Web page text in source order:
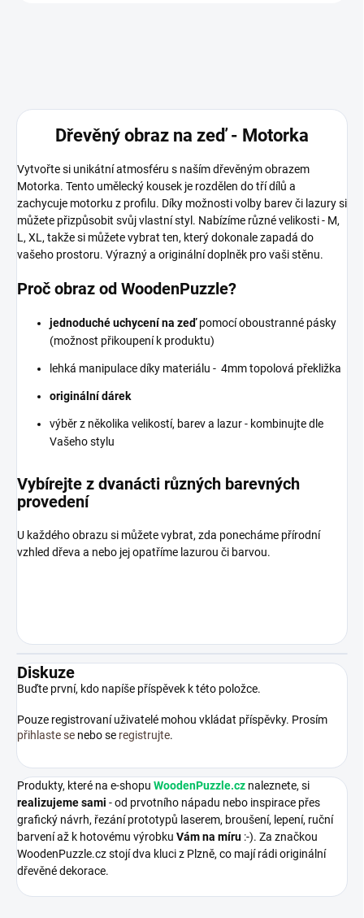
Dřevěný obraz na zeď - Motorka
Vytvořte si unikátní atmosféru s naším dřevěným obrazem
Motorka. Tento umělecký kousek je rozdělen do tří dílů a
zachycuje motorku z profilu. Díky možnosti volby barev či lazury si
můžete přizpůsobit svůj vlastní styl. Nabízíme různé velikosti - M,
L, XL, takže si můžete vybrat ten, který dokonale zapadá do
vašeho prostoru. Výrazný a originální doplněk pro vaši stěnu.
Proč obraz od WoodenPuzzle?
jednoduché uchycení na zeďpomocí oboustranné pásky
(možnost přikoupení k produktu)
lehká manipulace díky materiálu - 4mm topolová překližka
originální dárek
výběr z několika velikostí, barev a lazur - kombinujte dle
Vašeho stylu
Vybírejte z dvanácti různých barevných
provedení
U každého obrazu si můžete vybrat, zda ponecháme přírodní
vzhled dřeva a nebo jej opatříme lazurou či barvou.
Diskuze
Buďte první, kdo napíše příspěvek k této položce.
Pouze registrovaní uživatelé mohou vkládat příspěvky. Prosím
přihlaste se nebo se registrujte.
Produkty, které na e-shopu WoodenPuzzle.cz naleznete, si
realizujeme sami - od prvotního nápadu nebo inspirace přes
grafický návrh, řezání prototypů laserem, broušení, lepení, ruční
barvení až k hotovému výrobku Vám na míru :-). Za značkou
WoodenPuzzle.cz stojí dva kluci z Plzně, co mají rádi originální
dřevěné dekorace.